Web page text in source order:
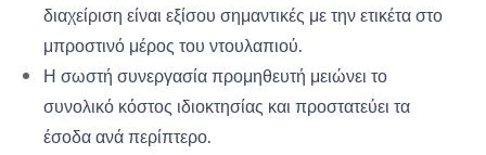
διαχείριση είναι εξίσου σημαντικές με την ετικέτα στο
μπροστινό μέρος του ντουλαπιού.
Η σωστή συνεργασία προμηθευτή μειώνει το
συνολικό κόστος ιδιοκτησίας και προστατεύει τα
έσοδα ανά περίπτερο.